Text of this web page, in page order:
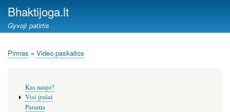
Bhaktijoga.lt
Gyvoji patirtis
Kelias
Pirmas Video paskaitos
meniu
Kas naujo?
Visi įrašai
Parama